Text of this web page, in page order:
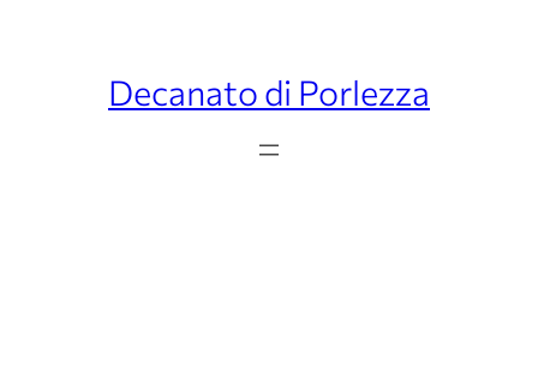
Decanato di Porlezza